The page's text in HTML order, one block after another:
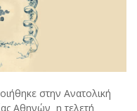
στην Ανατολική
Αθηνών η τελετή